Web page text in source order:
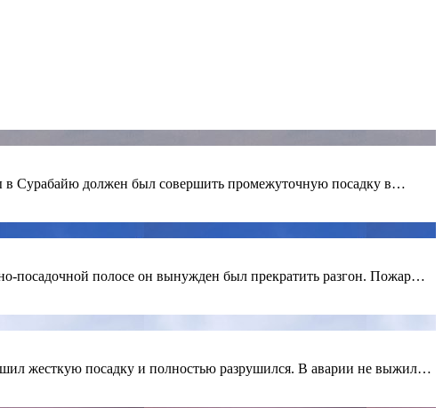
в Сурабайю должен был совершить промежуточную посадку в…
посадочной полосе он вынужден был прекратить разгон. Пожар…
жесткую посадку и полностью разрушился. В аварии не выжил…